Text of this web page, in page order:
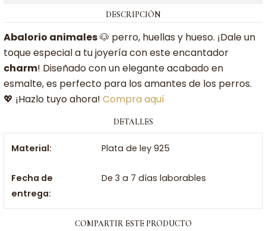
DESCRIPCIÓN
Abalorio animales🐶 perro, huellas y hueso. ¡Dale un
toque especial a tu joyería con este encantador
charm! Diseñado con un elegante acabado en
esmalte, es perfecto para los amantes de los perros.
💖 ¡Hazlo tuyo ahora! Compra aquí
DETALLES
Material: Plata de ley 925
Fecha de
entrega:
De 3 a 7 días laborables
COMPARTIR ESTE PRODUCTO